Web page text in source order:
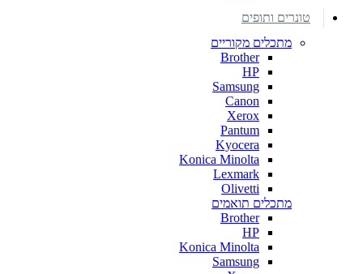
טונרים ותופים
מתכלים מקוריים
Brother
HP
Samsung
Canon
Xerox
Pantum
Kyocera
Konica Minolta
Lexmark
Olivetti
מתכלים תואמים
Brother
HP
Konica Minolta
Samsung